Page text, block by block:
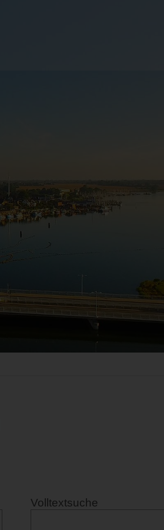
Volltextsuche